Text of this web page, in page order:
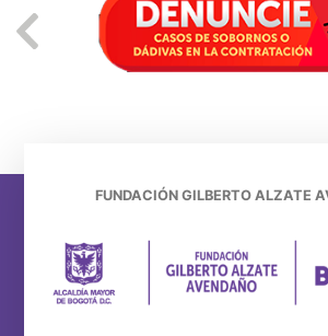
FUNDACIÓN GILBERTO ALZATE